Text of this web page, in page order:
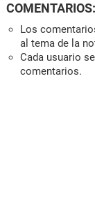
COMENTARIOS:
Los
al tema de la
Cada usuario
comentarios.